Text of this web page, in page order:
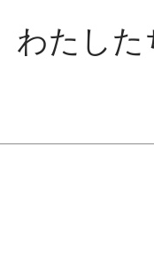
わたした